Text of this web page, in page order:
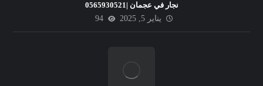
نجار في عجمان |0565930521
يناير 5, 2025
94